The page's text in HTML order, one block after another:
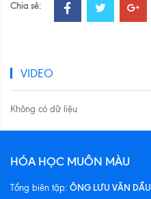
Chia sẻ:
VIDEO
Không có dữ liệu
HÓA HỌC MUÔN MÀU
Tổng biên tập: ÔNG LƯU VĂN DẦU